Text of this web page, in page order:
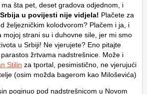
šta pet, deset gradova odjednom, i
u povijesti nije vidjela! Plačete za
željezničkim kolodvorom? Plačem i ja, i
mojoj strani su i duhovne sile, jer mi smo
u Srbiji! Ne vjerujete? Eno pitajte
parastos žrtvama nadstrešnice. Može i
Stilin za tportal, pesimistično, ne vjerujući
(osim možda bagerom kao Miloševića)
poginuo pod nadstrešnicom u Novom